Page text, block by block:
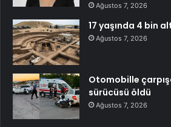
Ağustos 7, 2026
17 yaşında 4 bin
Ağustos 7, 2026
Otomobille
sürücüsü öldü
Ağustos 7, 2026